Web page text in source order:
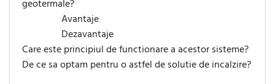
geotermale?
Avantaje
Dezavantaje
Care este principiul de functionare a acestor sisteme?
De ce sa optam pentru o astfel de solutie de incalzire?